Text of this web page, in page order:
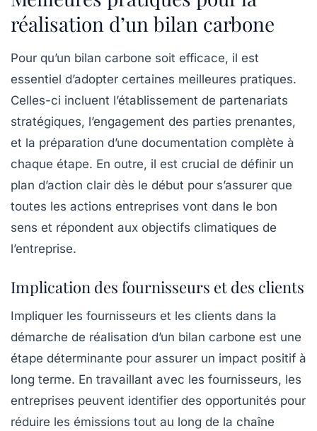
réalisation d’un bilan carbone
Pour qu’un bilan carbone soit efficace, il est
essentiel d’adopter certaines meilleures pratiques.
Celles-ci incluent l’établissement de partenariats
stratégiques, l’engagement des parties prenantes,
et la préparation d’une documentation complète à
chaque étape. En outre, il est crucial de définir un
plan d’action clair dès le début pour s’assurer que
toutes les actions entreprises vont dans le bon
sens et répondent aux objectifs climatiques de
l’entreprise.
Implication des fournisseurs et des clients
Impliquer les fournisseurs et les clients dans la
démarche de réalisation d’un bilan carbone est une
étape déterminante pour assurer un impact positif à
long terme. En travaillant avec les fournisseurs, les
entreprises peuvent identifier des opportunités pour
réduire les émissions tout au long de la chaîne